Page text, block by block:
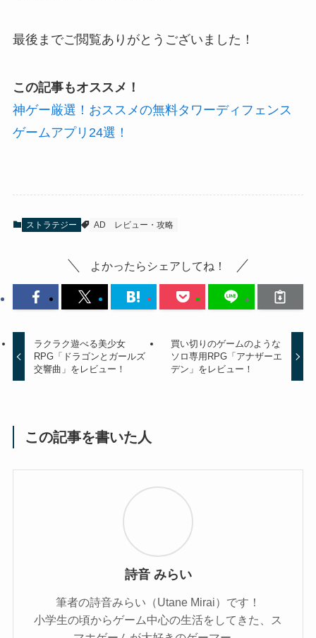
最後までご閲覧ありがとうございました！
この記事もオススメ！
神ゲー厳選！おススメの無料タワーディフェンス
ゲームアプリ24選！
ストラテジー AD レビュー・攻略
よかったらシェアしてね！
ラクラク遊べる美少女
RPG「ドラゴンとガールズ
交響曲」をレビュー！
買い切りのゲームのような
ソロ専用RPG「アナザーエ
デン」をレビュー！
この記事を書いた人
詩音 みらい
筆者の詩音みらい（Utane Mirai）です！
小学生の頃からゲーム中心の生活をしてきた、ス